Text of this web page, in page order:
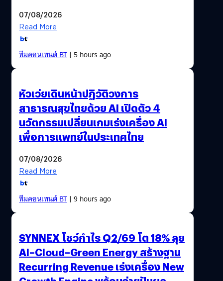
07/08/2026
Read More
ทีมคอนเทนต์ BT| 5 hours ago
หัวเว่ยเดินหน้าปฏิวัติวงการ
สาธารณสุขไทยด้วย AI เปิดตัว 4
นวัตกรรมเปลี่ยนเกมเร่งเครื่อง AI
เพื่อการแพทย์ในประเทศไทย
07/08/2026
Read More
ทีมคอนเทนต์ BT| 9 hours ago
SYNNEX โชว์กำไร Q2/69 โต 18% ลุย
AI–Cloud–Green Energy สร้างฐาน
Recurring Revenue เร่งเครื่อง New